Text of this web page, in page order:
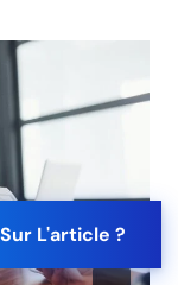
L'article ?